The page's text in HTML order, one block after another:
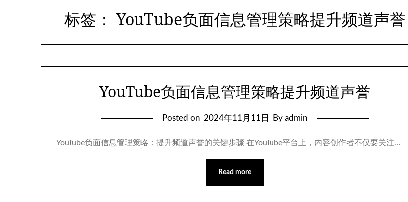
标签：YouTube负面信息管理策略提升频道声誉
YouTube负面信息管理策略提升频道声誉
Posted on 2024年11月11日 By admin
YouTube负面信息管理策略：提升频道声誉的关键步骤 在YouTube平台上，内容创作者不仅要关注…
Read more